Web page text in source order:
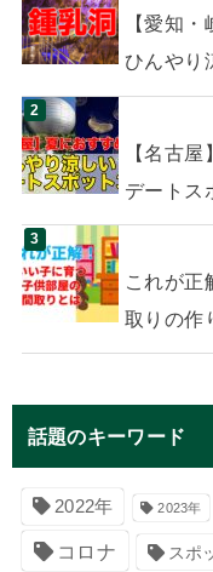
【愛知
ひんやり
【名古
デートス
これが正
取りの作
話題のキーワード
2022年 2023年
コロナ スポ